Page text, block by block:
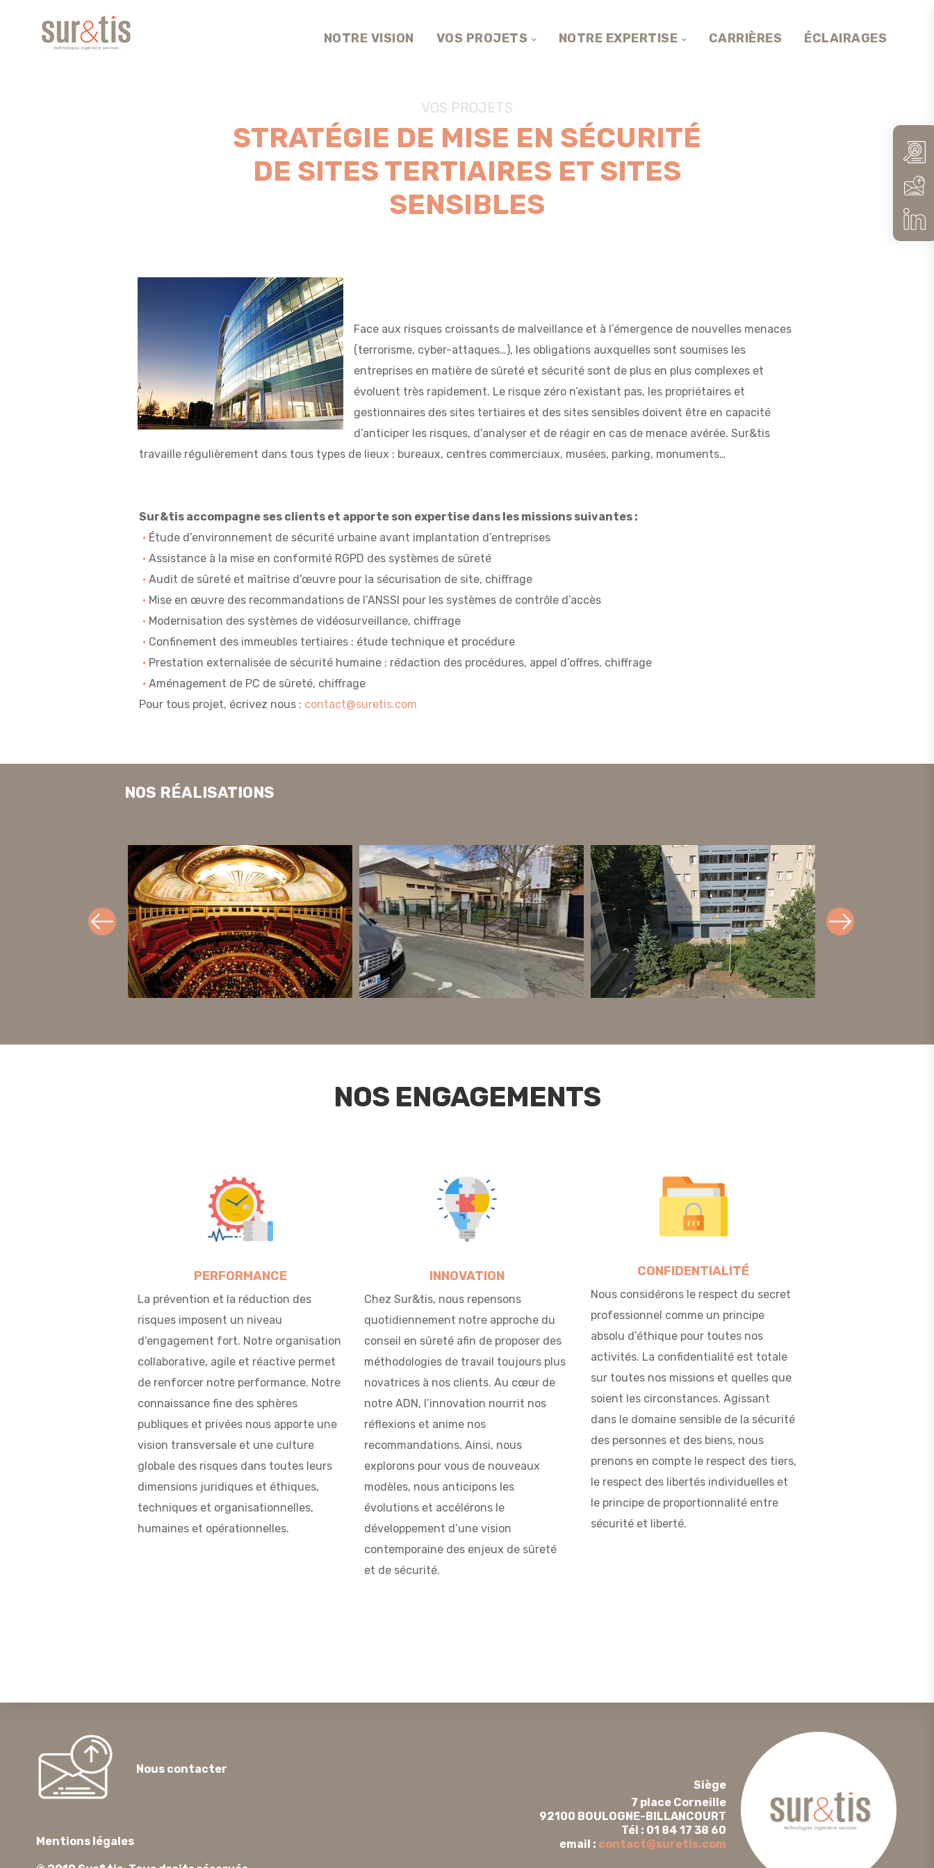
NOTRE VISION VOS PROJETS NOTRE EXPERTISE CARRIÈRES ÉCLAIRAGES
VOS PROJETS
STRATÉGIE DE MISE EN SÉCURITÉ
DE SITES TERTIAIRES ET SITES
SENSIBLES
Face aux risques croissants de malveillance et à l’émergence de nouvelles menaces
(terrorisme, cyber-attaques…), les obligations auxquelles sont soumises les
entreprises en matière de sûreté et sécurité sont de plus en plus complexes et
évoluent très rapidement. Le risque zéro n’existant pas, les propriétaires et
gestionnaires des sites tertiaires et des sites sensibles doivent être en capacité
d’anticiper les risques, d’analyser et de réagir en cas de menace avérée. Sur&tis
travaille régulièrement dans tous types de lieux : bureaux, centres commerciaux, musées, parking, monuments…
Sur&tis accompagne ses clients et apporte son expertise dans les missions suivantes :
Étude d’environnement de sécurité urbaine avant implantation d’entreprises
Assistance à la mise en conformité RGPD des systèmes de sûreté
Audit de sûreté et maîtrise d’œuvre pour la sécurisation de site, chiffrage
Mise en œuvre des recommandations de l’ANSSI pour les systèmes de contrôle d’accès
Modernisation des systèmes de vidéosurveillance, chiffrage
Confinement des immeubles tertiaires : étude technique et procédure
Prestation externalisée de sécurité humaine : rédaction des procédures, appel d’offres, chiffrage
Aménagement de PC de sûreté, chiffrage
Pour tous projet, écrivez nous : contact@suretis.com
NOS RÉALISATIONS
NOS ENGAGEMENTS
PERFORMANCE
La prévention et la réduction des
risques imposent un niveau
d’engagement fort. Notre organisation
collaborative, agile et réactive permet
de renforcer notre performance. Notre
connaissance fine des sphères
publiques et privées nous apporte une
vision transversale et une culture
globale des risques dans toutes leurs
dimensions juridiques et éthiques,
techniques et organisationnelles,
humaines et opérationnelles.
INNOVATION
Chez Sur&tis, nous repensons
quotidiennement notre approche du
conseil en sûreté afin de proposer des
méthodologies de travail toujours plus
novatrices à nos clients. Au cœur de
notre ADN, l’innovation nourrit nos
réflexions et anime nos
recommandations. Ainsi, nous
explorons pour vous de nouveaux
modèles, nous anticipons les
évolutions et accélérons le
développement d’une vision
contemporaine des enjeux de sûreté
et de sécurité.
CONFIDENTIALITÉ
Nous considérons le respect du secret
professionnel comme un principe
absolu d’éthique pour toutes nos
activités. La confidentialité est totale
sur toutes nos missions et quelles que
soient les circonstances. Agissant
dans le domaine sensible de la sécurité
des personnes et des biens, nous
prenons en compte le respect des tiers,
le respect des libertés individuelles et
le principe de proportionnalité entre
sécurité et liberté.
Nous contacter
Mentions légales
Siège
7 place Corneille
92100 BOULOGNE-BILLANCOURT
Tél : 01 84 17 38 60
email : contact@suretis.com